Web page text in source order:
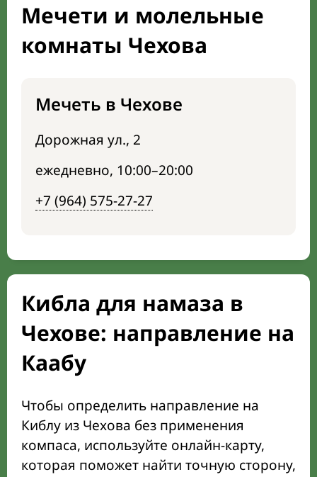
Мечети и молельные
комнаты Чехова
Мечеть в Чехове
Дорожная ул., 2
ежедневно, 10:00–20:00
+7 (964) 575-27-27
Кибла для намаза в
Чехове: направление на
Каабу
Чтобы определить направление на
Киблу из Чехова без применения
компаса, используйте онлайн-карту,
которая поможет найти точную сторону,